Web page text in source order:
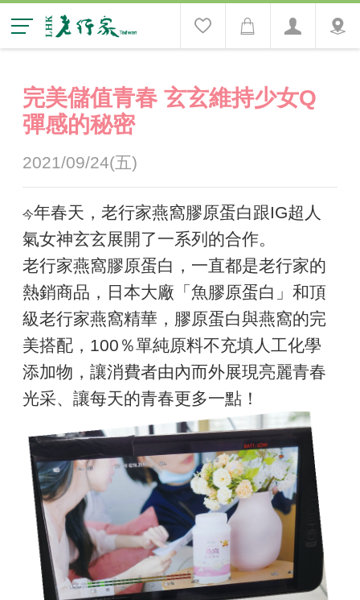
完美儲值青春 玄玄維持少女Q
彈感的秘密
2021/09/24(五)
今年春天，老行家燕窩膠原蛋白跟IG超人
氣女神玄玄展開了一系列的合作。
老行家燕窩膠原蛋白，一直都是老行家的
熱銷商品，日本大廠「魚膠原蛋白」和頂
級老行家燕窩精華，膠原蛋白與燕窩的完
美搭配，100％單純原料不充填人工化學
添加物，讓消費者由內而外展現亮麗青春
光采、讓每天的青春更多一點！